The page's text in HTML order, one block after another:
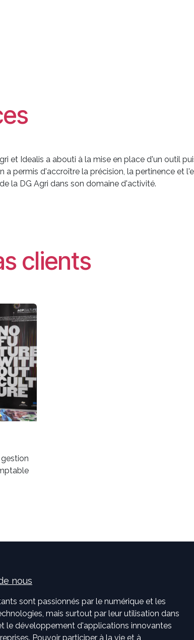
et Idealis a abouti à la mise en place d'un outil
permis d'accroître la précision, la pertinence et
la DG Agri dans son domaine d'activité.
clients
nous
sont passionnés par le numérique et les
mais surtout par leur utilisation dans
le développement d'applications innovantes
Pouvoir participer à la vie et à